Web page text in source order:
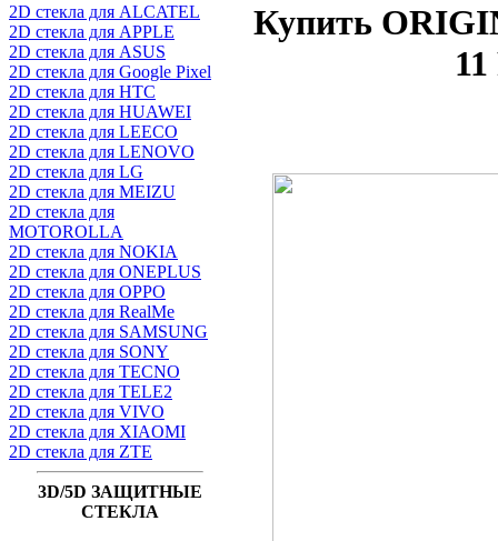
2D стекла для ALCATEL
2D стекла для APPLE
2D стекла для ASUS
2D стекла для Google Pixel
2D стекла для HTC
2D стекла для HUAWEI
2D стекла для LEECO
2D стекла для LENOVO
2D стекла для LG
2D стекла для MEIZU
2D стекла для
MOTOROLLA
2D стекла для NOKIA
2D стекла для ONEPLUS
2D стекла для OPPO
2D стекла для RealMe
2D стекла для SAMSUNG
2D стекла для SONY
2D стекла для TECNO
2D стекла для TELE2
2D стекла для VIVO
2D стекла для XIAOMI
2D стекла для ZTE
3D/5D ЗАЩИТНЫЕ
СТЕКЛА
Купить